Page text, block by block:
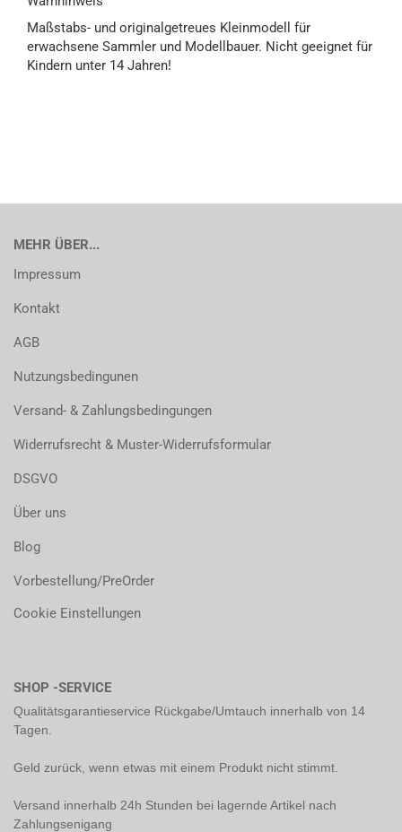
Maßstabs- und originalgetreues Kleinmodell für
erwachsene Sammler und Modellbauer. Nicht geeignet für
Kindern unter 14 Jahren!
MEHR ÜBER...
Impressum
Kontakt
AGB
Nutzungsbedingunen
Versand- & Zahlungsbedingungen
Widerrufsrecht & Muster-Widerrufsformular
DSGVO
Über uns
Blog
Vorbestellung/PreOrder
Cookie Einstellungen
SHOP -SERVICE
Qualitätsgarantieservice Rückgabe/Umtauch innerhalb von 14
Tagen.
Geld zurück, wenn etwas mit einem Produkt nicht stimmt.
Versand innerhalb 24h Stunden bei lagernde Artikel nach
Zahlungsenigang